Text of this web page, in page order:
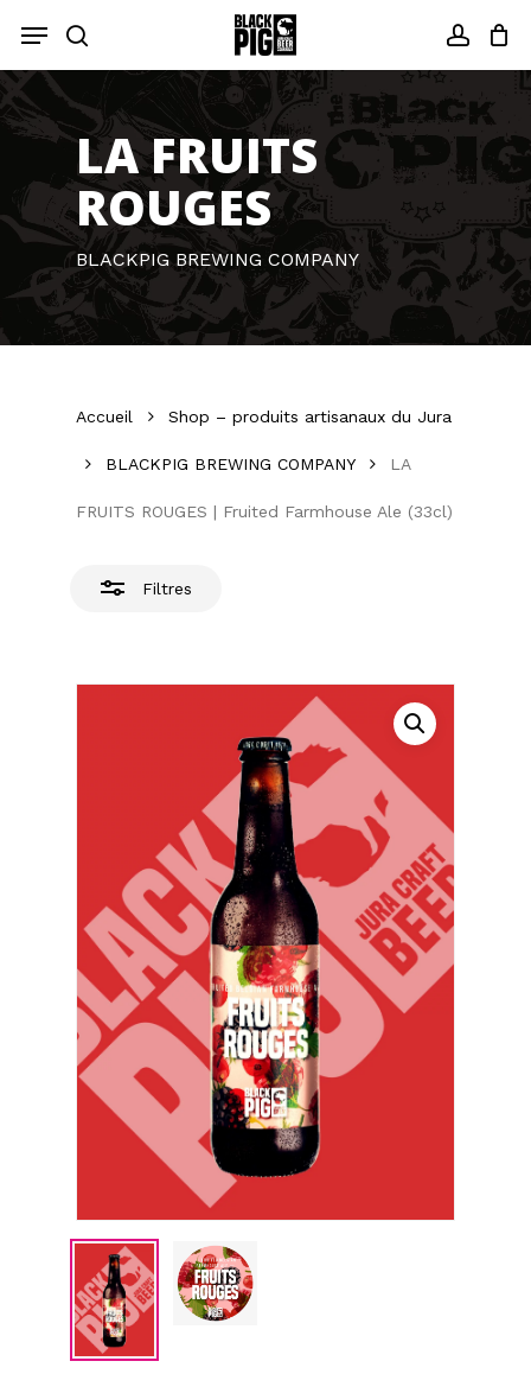
main
content
recherche
Menu
LA FRUITS
ROUGES
BLACKPIG BREWING COMPANY
Accueil Shop – produits artisanaux du Jura
BLACKPIG BREWING COMPANY LA
FRUITS ROUGES | Fruited Farmhouse Ale (33cl)
Filtres